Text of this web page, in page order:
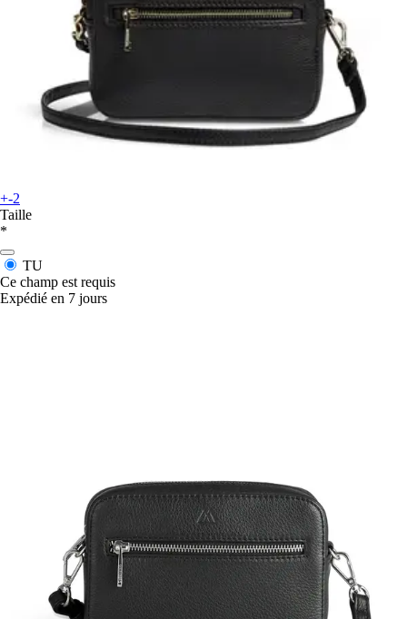
+-2
Taille
*
TU
Ce champ est requis
Expédié en 7 jours